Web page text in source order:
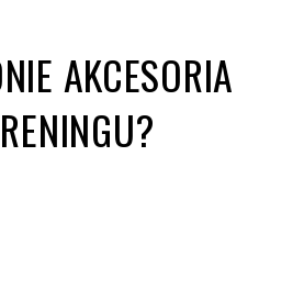
AKCESORIA